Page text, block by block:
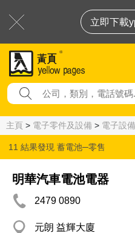
立即下載
主頁 > 電子零件及設備 > 電子設
11 結果發現 蓄電池─零售
明華汽車電池電器
2479 0890
元朗 益輝大廈